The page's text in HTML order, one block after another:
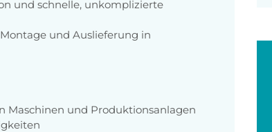
und schnelle, unkomplizierte
und Auslieferung in
Maschinen und Produktionsanlagen